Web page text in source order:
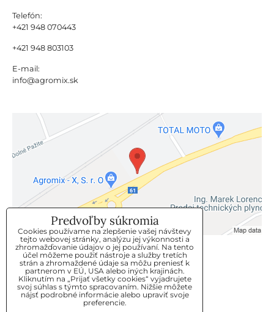
Telefón:
+421 948 070443
+421 948 803103
E-mail:
info@agromix.sk
KLIENTSKÝ SERVIS
GDPR
KONTAKT
Predvoľby súkromia
Cookies používame na zlepšenie vašej návštevy
tejto webovej stránky, analýzu jej výkonnosti a
zhromažďovanie údajov o jej používaní. Na tento
účel môžeme použiť nástroje a služby tretích
strán a zhromaždené údaje sa môžu preniesť k
partnerom v EÚ, USA alebo iných krajinách.
Kliknutím na „Prijať všetky cookies“ vyjadrujete
svoj súhlas s týmto spracovaním. Nižšie môžete
nájsť podrobné informácie alebo upraviť svoje
preferencie.